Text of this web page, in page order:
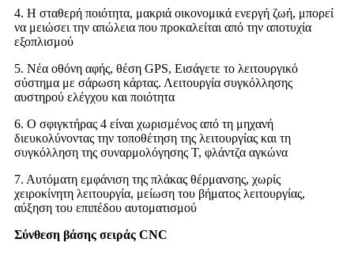
4. Η σταθερή ποιότητα, μακριά οικονομικά ενεργή ζωή, μπορεί
να μειώσει την απώλεια που προκαλείται από την αποτυχία
εξοπλισμού
5. Νέα οθόνη αφής, θέση GPS, Εισάγετε το λειτουργικό
σύστημα με σάρωση κάρτας. Λειτουργία συγκόλλησης
αυστηρού ελέγχου και ποιότητα
6. Ο σφιγκτήρας 4 είναι χωρισμένος από τη μηχανή
διευκολύνοντας την τοποθέτηση της λειτουργίας και τη
συγκόλληση της συναρμολόγησης Τ, φλάντζα αγκώνα
7. Αυτόματη εμφάνιση της πλάκας θέρμανσης, χωρίς
χειροκίνητη λειτουργία, μείωση του βήματος λειτουργίας,
αύξηση του επιπέδου αυτοματισμού
Σύνθεση βάσης σειράς CNC